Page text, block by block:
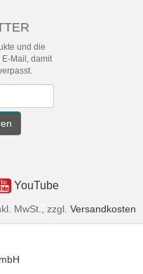
und die
E-Mail, damit
YouTube
MwSt., zzgl. Versandkosten